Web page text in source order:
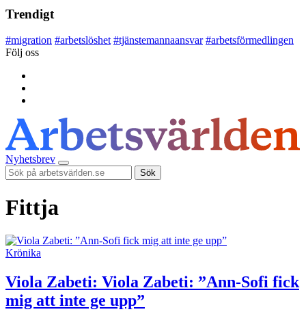
Trendigt
#migration #arbetslöshet #tjänstemannaansvar #arbetsförmedlingen
Följ oss
Nyhetsbrev
Sök
Fittja
Krönika
Viola Zabeti: Viola Zabeti: ”Ann-Sofi fick
mig att inte ge upp”